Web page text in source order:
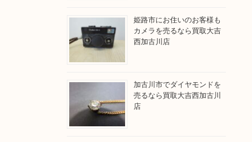
姫路市にお住いのお客様も
カメラを売るなら買取大吉
西加古川店
加古川市でダイヤモンドを
売るなら買取大吉西加古川
店